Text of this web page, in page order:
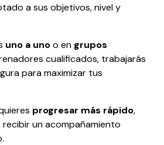
a sus objetivos, nivel y
uno a unoo en grupos
cualificados, trabajarás
para maximizar tus
progresar más rápido,
un acompañamiento